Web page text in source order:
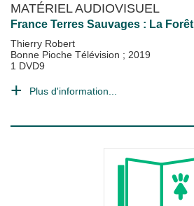
MATÉRIEL AUDIOVISUEL
France Terres Sauvages : La Forêt
Thierry Robert
Bonne Pioche Télévision ; 2019
1 DVD9
Plus d'information...